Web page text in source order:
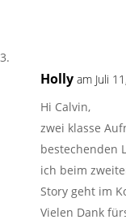
Holly am Juli
Hi Calvin,
zwei klasse
bestechenden
ich beim
Story geht im
Vielen Dank